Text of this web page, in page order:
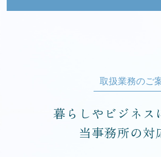
取扱業務のご
暮らしやビジネス
当事務所の対